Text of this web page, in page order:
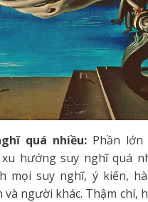
quá nhiều: Phần
hướng suy nghĩ quá
mọi suy nghĩ, ý kiến,
và người khác. Thậm chí,